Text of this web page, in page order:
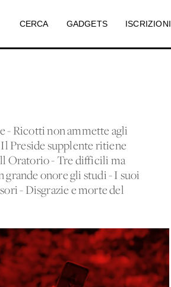
CERCA GADGETS ISCRIZIONI
- Ricotti non ammette agli
Preside supplente ritiene
- Tre difficili ma
grande onore gli studi - I suoi
- Disgrazie e morte del